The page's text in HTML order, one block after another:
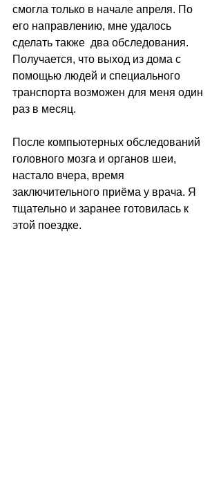
смогла только в начале апреля. По
его направлению, мне удалось
сделать также  два обследования.
Получается, что выход из дома с
помощью людей и специального
транспорта возможен для меня один
раз в месяц.
После компьютерных обследований
головного мозга и органов шеи,
настало вчера, время
заключительного приёма у врача. Я
тщательно и заранее готовилась к
этой поездке.